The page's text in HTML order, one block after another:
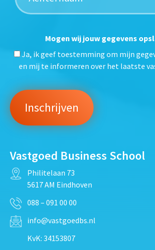
Mogen wij jouw gegevens
Ja, ik geef toestemming om mijn
en mij te informeren over het laatste
Vastgoed Business School
Philitelaan 73
5617 AM Eindhoven
088 – 091 00 00
info@vastgoedbs.nl
KvK: 34153807